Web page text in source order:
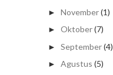
► November(1)
► Oktober(7)
► September(4)
► Agustus (5)